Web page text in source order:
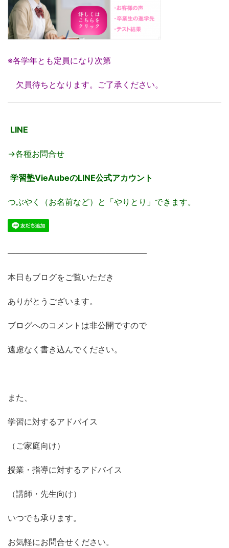
※各学年とも定員になり次第
欠員待ちとなります。ご了承ください。
LINE
→各種お問合せ
学習塾VieAubeのLINE公式アカウント
つぶやく（お名前など）と「やりとり」できます。
―――――――――――――――――
本日もブログをご覧いただき
ありがとうございます。
ブログへのコメントは非公開ですので
遠慮なく書き込んでください。
また、
学習に対するアドバイス
（ご家庭向け）
授業・指導に対するアドバイス
（講師・先生向け）
いつでも承ります。
お気軽にお問合せください。